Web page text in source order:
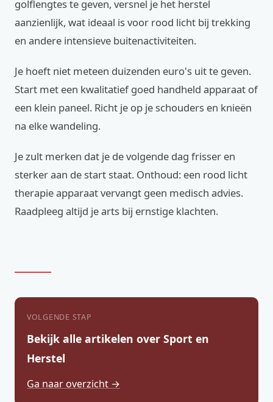
golflengtes te geven, versnel je het herstel
aanzienlijk, wat ideaal is voor rood licht bij trekking
en andere intensieve buitenactiviteiten.
Je hoeft niet meteen duizenden euro's uit te geven.
Start met een kwalitatief goed handheld apparaat of
een klein paneel. Richt je op je schouders en knieën
na elke wandeling.
Je zult merken dat je de volgende dag frisser en
sterker aan de start staat. Onthoud: een rood licht
therapie apparaat vervangt geen medisch advies.
Raadpleeg altijd je arts bij ernstige klachten.
VOLGENDE STAP
Bekijk alle artikelen over Sport en
Herstel
Ga naar overzicht →